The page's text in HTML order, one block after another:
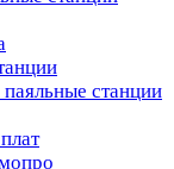
станции